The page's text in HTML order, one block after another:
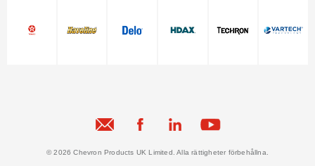
© 2026 Chevron Products UK Limited. Alla rättigheter förbehållna.